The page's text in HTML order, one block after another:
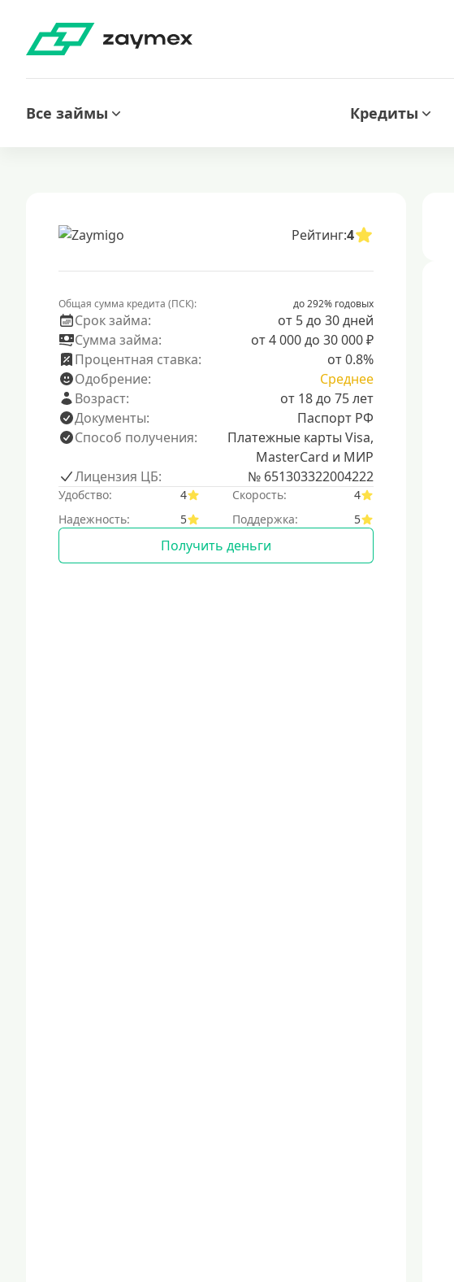
Все займы Кредиты
Рейтинг:4
Общая сумма кредита (ПСК): до 292% годовых
Срок займа:
от 5 до 30 дней
Сумма займа:
от 4 000 до 30 000 ₽
Процентная ставка:
от 0.8%
Одобрение:
Среднее
Возраст:
от 18 до 75 лет
Документы:
Паспорт РФ
Способ получения:
Платежные карты Visa,
MasterCard и МИР
Лицензия ЦБ:
№ 651303322004222
Удобство: 4 Скорость:
4
Надежность:
5 Поддержка: 5
Получить деньги